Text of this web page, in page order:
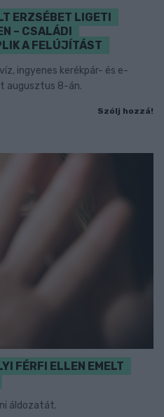
ERZSÉBET LIGETI
– CSALÁDI
A FELÚJÍTÁST
ingyenes kerékpár- és e-
augusztus 8-án.
Szólj hozzá!
FÉRFI ELLEN EMELT
áldozatát.